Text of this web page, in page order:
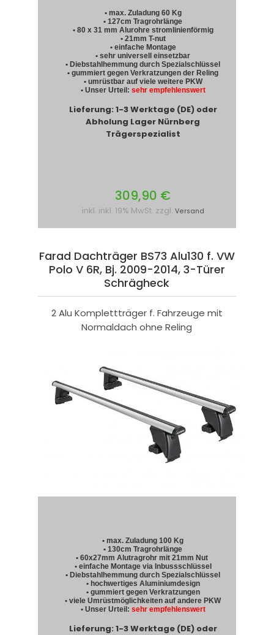
• max. Zuladung 60 Kg
• 127cm Tragrohrlänge
• 80 x 31 mm Alurohre stromlinienförmig
• 21mm T-nut
• einfache Montage
• sehr universell einsetzbar
• Diebstahlhemmung durch Spezialschlüssel
• gummiert gegen Verkratzungen der Reling
• umrüstbar auf viele weitere PKW
• Unser Urteil: sehr empfehlenswert
Lieferung: 1-3 Werktage (DE) oder
Abholung Lager Nürnberg
Trägerspezialist
309,90 €
inkl. inkl. 19% MwSt. zzgl. Versand
Farad Dachträger BS73 Alu130 f. VW
Polo V 6R, Bj. 2009-2014, 3-Türer
Schrägheck
2 Alu Komplettträger f. Fahrzeuge mit
Normaldach ohne Reling
• max. Zuladung 100 Kg
• 130cm Tragrohrlänge
• 60x27mm Alutragrohr mit 21mm Nut
• einfache Montage via Inbussschlüssel
• Diebstahlhemmung durch Spezialschlüssel
• hochwertiges Aluminiumdesign
• gummiert gegen Verkratzungen
• viele Umrüstmöglichkeiten auf andere PKW
• Unser Urteil: sehr empfehlenswert
Lieferung: 1-3 Werktage (DE) oder